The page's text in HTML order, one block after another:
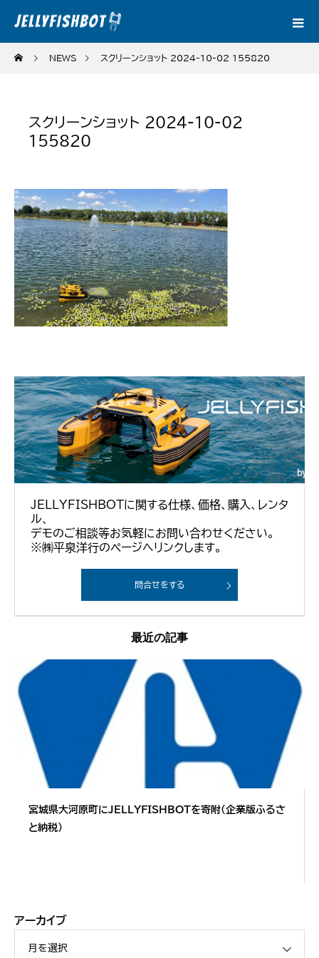
NEWS スクリーンショット 2024-10-02 155820
スクリーンショット 2024-10-02
155820
JELLYFISHBOTに関する仕様、価格、購入、レンタ
ル、
デモのご相談等お気軽にお問い合わせください。
※㈱平泉洋行のページへリンクします。
問合せをする
最近の記事
宮城県大河原町にJELLYFISHBOTを寄附（企業版ふるさ
と納税）
アーカイブ
月を選択